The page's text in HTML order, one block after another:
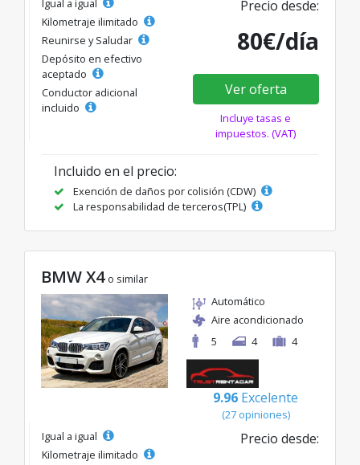
Igual a igual
Kilometraje ilimitado
Reunirse y Saludar
Depósito en efectivo
aceptado
Conductor adicional
incluido
Precio desde:
80€/día
Ver oferta
Incluye tasas e
impuestos. (VAT)
Incluido en el precio:
Exención de daños por colisión (CDW)
La responsabilidad de terceros(TPL)
BMW X4 o similar
Automático
Aire acondicionado
5
4 4
9.96 Excelente
(27 opiniones)
Igual a igual
Kilometraje ilimitado
Precio desde: